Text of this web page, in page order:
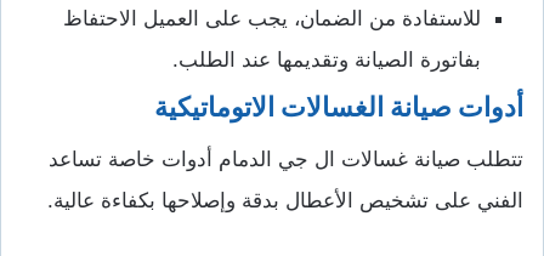
للاستفادة من الضمان، يجب على العميل الاحتفاظ
بفاتورة الصيانة وتقديمها عند الطلب.
أدوات صيانة الغسالات الاتوماتيكية
تتطلب صيانة غسالات ال جي الدمام أدوات خاصة تساعد
الفني على تشخيص الأعطال بدقة وإصلاحها بكفاءة عالية.